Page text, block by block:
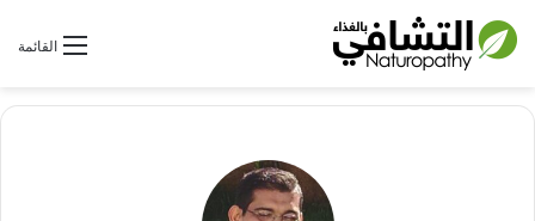
القائمةبحث عن